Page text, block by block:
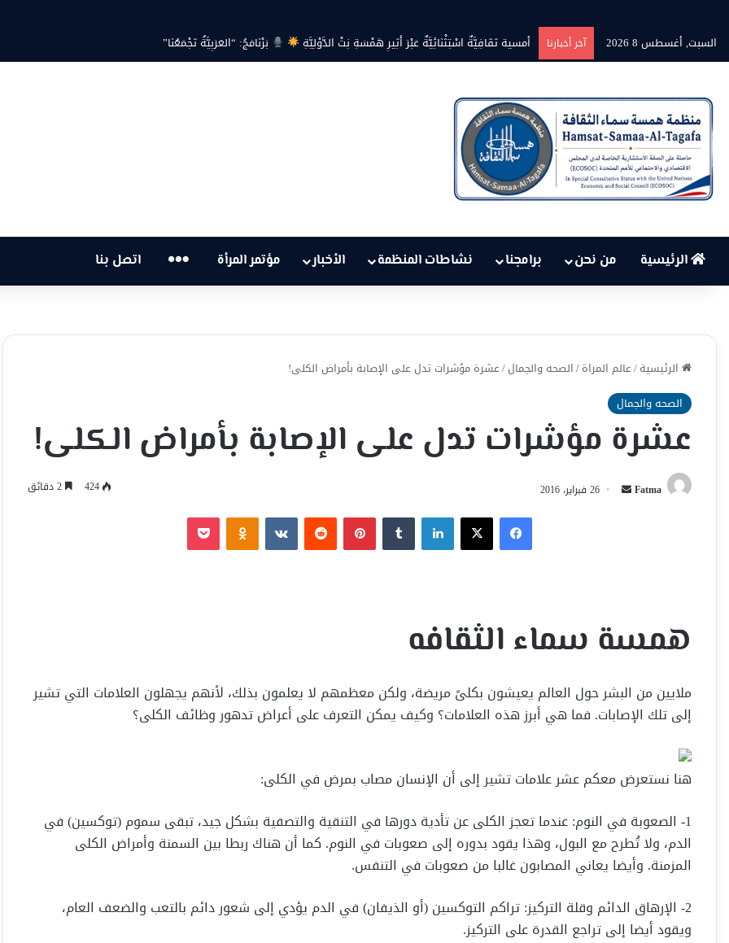
السبت, أغسطس 8 2026
آخر أخبارنا أمسية ثقَافِيَّةٌ اسْتِثْنَائِيَّةٌ عَبْرَ أَثِيرِ هَمْسَةِ نِتْ الدَّوْلِيَّةِ بَرْنَامَجُ: “العَرَبِيَّةُ تَجْمَعُنَا”
الرئيسية من نحن برامجنا نشاطات المنظمة الأخبار مؤتمر المرأة … اتصل بنا
الرئيسية/عالم المراة/الصحه والجمال/عشرة مؤشرات تدل على الإصابة بأمراض الكلى!
الصحه والجمال
عشرة مؤشرات تدل على الإصابة بأمراض الكلى!
Fatma
أرسل 26 فبراير، 2016 424
فيسبوك‫X لينكدإن بينتيريست Odnoklassniki
‫Pocket
همسة سماء الثقافه
ملايين من البشر حول العالم يعيشون بكلىً مريضة، ولكن معظمهم لا يعلمون بذلك، لأنهم يجهلون العلامات التي تشير
إلى تلك الإصابات. فما هي أبرز هذه العلامات؟ وكيف يمكن التعرف على أعراض تدهور وظائف الكلى؟
هنا نستعرض معكم عشر علامات تشير إلى أن الإنسان مصاب بمرض في الكلى:
1- الصعوبة في النوم: عندما تعجز الكلى عن تأدية دورها في التنقية والتصفية بشكل جيد، تبقى سموم (توكسين) في
الدم، ولا تُطرح مع البول، وهذا يقود بدوره إلى صعوبات في النوم. كما أن هناك ربطا بين السمنة وأمراض الكلى
المزمنة. وأيضا يعاني المصابون غالبا من صعوبات في التنفس.
2- الإرهاق الدائم وقلة التركيز: تراكم التوكسين (أو الذيفان) في الدم يؤدي إلى شعور دائم بالتعب والضعف العام،
ويقود أيضا إلى تراجع القدرة على التركيز.